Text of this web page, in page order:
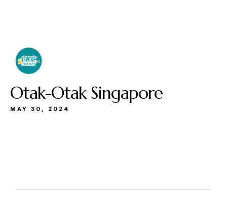
Otak-Otak Singapore
MAY 30, 2024